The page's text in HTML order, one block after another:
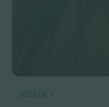
2022 06 1